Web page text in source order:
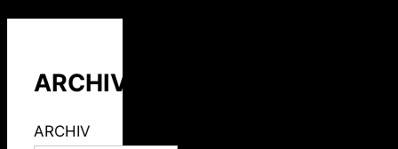
ARCHIV
ARCHIV